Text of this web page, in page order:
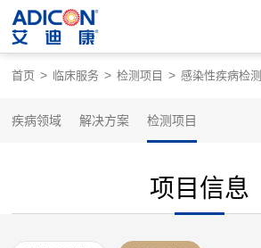
首页 > 临床服务 > 检测项目 > 感染性疾病检测
疾病领域 解决方案 检测项目
项目信息